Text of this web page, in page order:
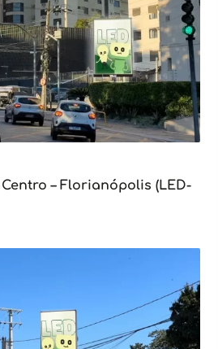
Centro – Florianópolis (LED-